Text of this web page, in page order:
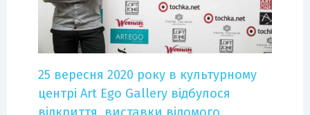
25 вересня 2020 року в культурному
центрі Art Ego Gallery відбулося